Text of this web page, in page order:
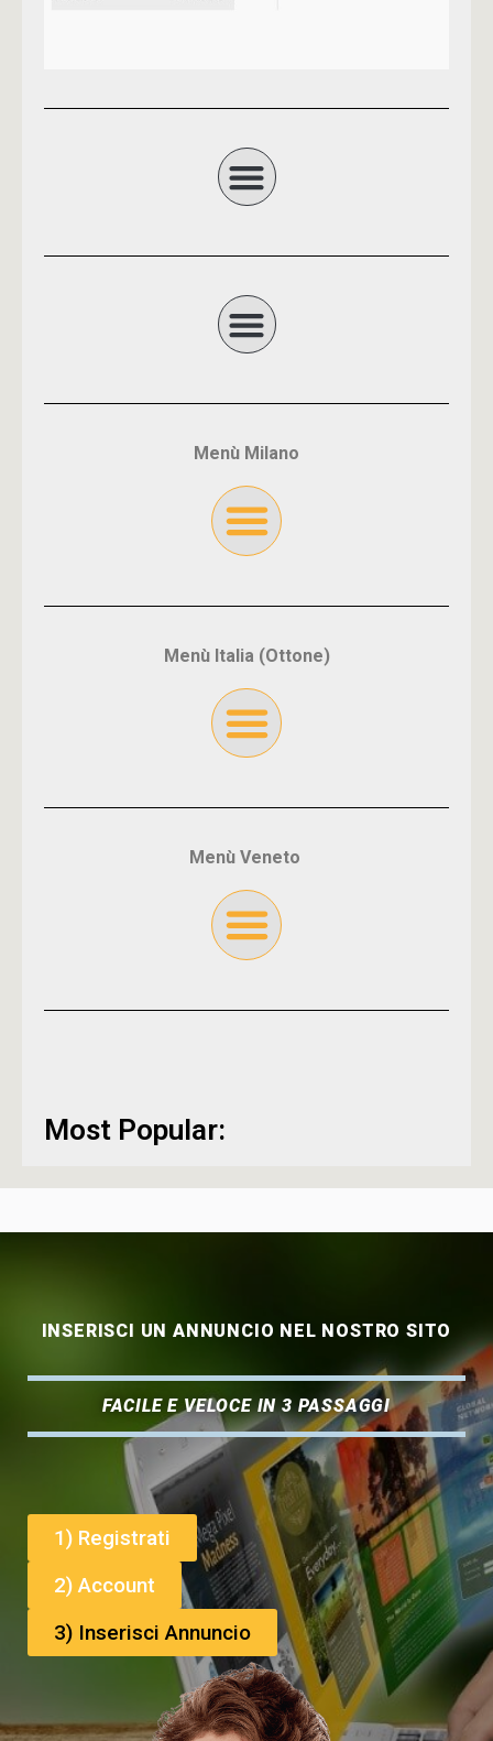
Menù Milano
Menù Italia (Ottone)
Menù Veneto
Most Popular:
INSERISCI UN ANNUNCIO NEL NOSTRO SITO
FACILE E VELOCE IN 3 PASSAGGI
1) Registrati
2) Account
3) Inserisci Annuncio